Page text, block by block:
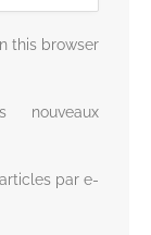
this browser
nouveaux
par e-